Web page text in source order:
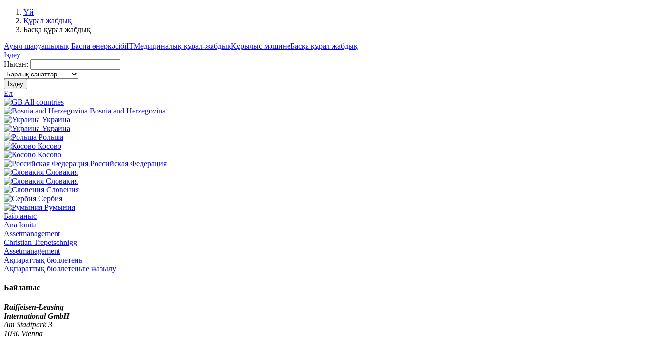
Үй
Құрал жабдық
Басқа құрал жабдық
Ауыл шаруашылық Баспа өнеркәсібіITМедициналық құрал-жабдықКұрылыс мәшинеБасқа құрал жабдық
Іздеу
Нысан:
Іздеу
Ел
All countries
Bosnia and Herzegovina
Украина
Украина
Рольша
Косово
Косово
Российская Федерация
Словакия
Словакия
Словения
Сербия
Румыния
Байланыс
Ana Ionita
Assetmanagement
Christian Trepetschnigg
Assetmanagement
Ақпараттық бюллетень
Ақпараттық бюллетеньге жазылу
Байланыс
Raiffeisen-Leasing
International GmbH
Am Stadtpark 3
1030 Vienna